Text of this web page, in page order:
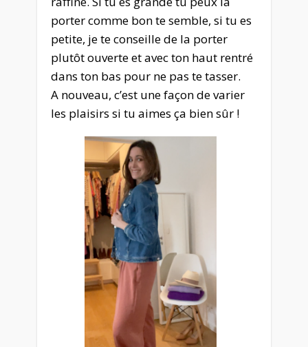
porter comme bon te semble, si tu es
petite, je te conseille de la porter
plutôt ouverte et avec ton haut rentré
dans ton bas pour ne pas te tasser.
A nouveau, c’est une façon de varier
les plaisirs si tu aimes ça bien sûr !